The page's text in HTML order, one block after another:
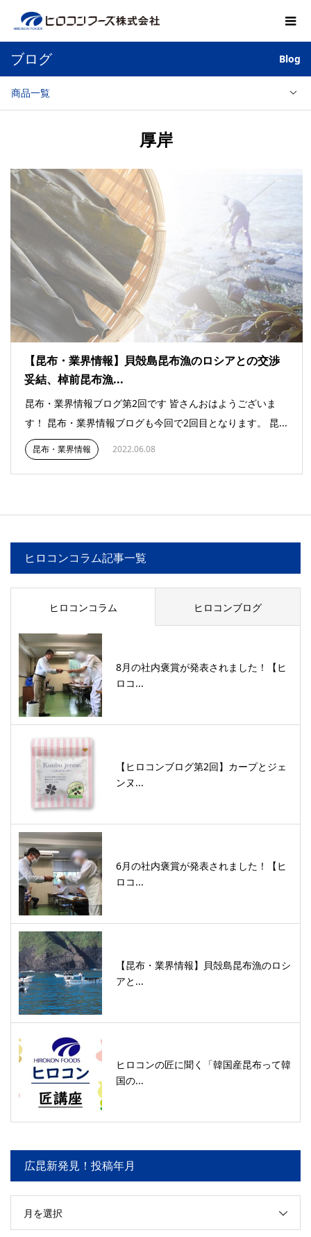
ブログ Blog
商品一覧
厚岸
【昆布・業界情報】貝殻島昆布漁のロシアとの交渉
妥結、棹前昆布漁...
昆布・業界情報ブログ第2回です 皆さんおはようございま
す！ 昆布・業界情報ブログも今回で2回目となります。 昆...
昆布・業界情報 2022.06.08
ヒロコンコラム記事一覧
ヒロコンコラム ヒロコンブログ
8月の社内褒賞が発表されました！【ヒ
ロコ...
【ヒロコンブログ第2回】カープとジェ
ンヌ...
6月の社内褒賞が発表されました！【ヒ
ロコ...
【昆布・業界情報】貝殻島昆布漁のロシ
アと...
ヒロコンの匠に聞く「韓国産昆布って韓
国の...
広昆新発見！投稿年月
月を選択